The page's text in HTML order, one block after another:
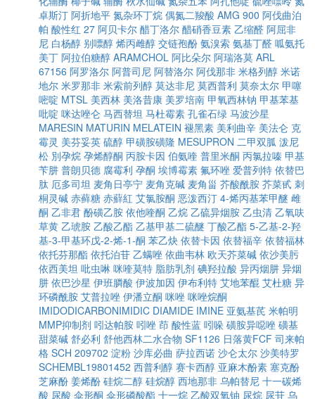
卓斯汀 阿折地平 氮杂环丁烷 偶氮二羧酸 AMG 900 阿伐曲泊
帕 酸性红 27 阿贝卡尔 醋丁洛尔 醋硝香豆素 乙缩醛 阿屈非
尼 白杨醇 别嘌醇 烯丙雌醇 交链孢酚 氨溴索 氨基丁醛 呱氨托
美丁 阿拉伯糖醇 ARAMCHOL 阿比朵尔 阿瑞洛莫 ARL
67156 阿罗洛尔 阿普司尼 阿替洛尔 阿伐那非 米格列醇 米诺
地尔 米罗那非 米索前列醇 莫达非尼 莫西普利 莫奈太尔 甲噻
嘧啶 MTSL 美西林 美洛昔康 美罗培南 甲氧西林钠 甲基苯基
吡啶 咪达唑仑 马西替坦 马杜霉素 孔雀石绿 马波沙星
MARESIN MATURIN MELATEIN 褪黑素 美利曲辛 美法仑 克
霉灵 美芬妥英 硫醇 甲磺胺磺隆 MESUPRON 二甲双胍 泼尼
松 別孕烷 孕烯醇酮 丙胺卡因 伯氨喹 普里米酮 丙氯拉嗪 甲基
苄肼 普朗贝德 腐霉利 孕酮 埃博霉素 氟环唑 爱普列特 依替巴
肽 厄多司坦 麦角日亭宁 麦角克碱 麦角甾 芥酸酰胺 芥菜甙 刺
桐灵碱 赤藓糖 赤蘚紅 艾氯胺酮 恶泼西汀 4-烯丙基苯甲醚 雌
酮 乙非君 酚磺乙胺 依他喹酮 乙烷 乙硫异烟胺 乙虫清 乙氧呋
草黄 乙琥胺 乙酸乙酯 乙基甲基二硫醚 丁酸乙酯 5-乙基-2-羟
基-3-甲基环戊-2-烯-1-酮 苯乙炔 依替卡因 依替福辛 依替福林
依托芬那酯 依托泊苷 乙螨唑 依曲韦林 欧天芥菜碱 依沙美肟
依西美坦 吡虫啉 咪喹莫特 脂肪乳剂 碘羟拉酸 异丙烟肼 异烟
肼 依巴沙星 伊班膦酸 伊波加因 伊布利特 艾地苯醌 艾杜糖 异
环磷酰胺 艾普拉唑 伊潘立酮 咪唑 咪唑烷酮
IMIDODICARBONIMIDIC DIAMIDE IMINE 亚氨基芪 米帕明
MMP抑制剂 吲达帕胺 吲唑 茚 酸性蓝 吲哚 磺胺异噁唑 磺基
甜菜碱 舒必利 舒他西林二水合物 SF1126 日落黄FCF 司来帕
格 SCH 209702 淀粉 沙库必曲 萨拉西诺 沙仑太尔 沙美特罗
SCHEMBL19801452 西普利醇 赛卡西醇 亚麻木酚素 塞克酚
芝麻酚 姜烯酚 硅烷二醇 硅烷醇 西地那非 乌帕替尼 十一碳烯
酸 尿酸 伞形酮 伞形磷酸酯 十一烷 乙酸双氧铀 尿烷 尿苷 乌